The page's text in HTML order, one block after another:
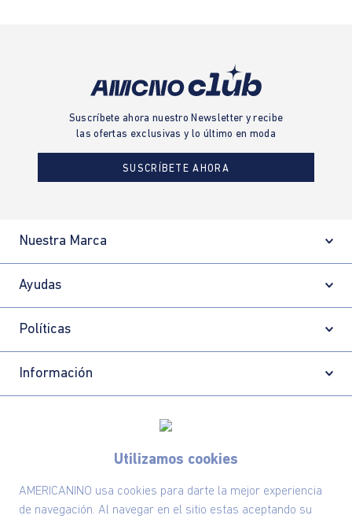
Utilizamos cookies
AMERICANINO usa cookies para darte la mejor experiencia
de navegación. Al navegar en el sitio estas aceptando su
Suscríbete ahora nuestro Newsletter y recibe
las ofertas exclusivas y lo último en moda
SUSCRÍBETE AHORA
Nuestra Marca
Ayudas
Políticas
Información